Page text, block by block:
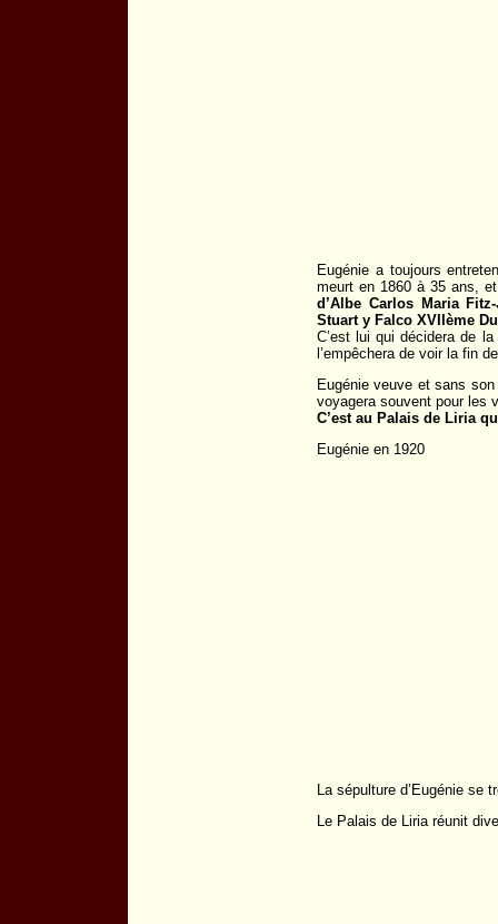
Eugénie a toujours
meurt en 1860 à 35 ans,
d’Albe Carlos Maria
Stuart y Falco XVIIème
C’est lui qui décidera de la
l’empêchera de voir la fin
Eugénie veuve et sans
voyagera souvent pour les
C’est au Palais de Liria
Eugénie en 1920
La sépulture d’Eugénie se
Le Palais de Liria réunit